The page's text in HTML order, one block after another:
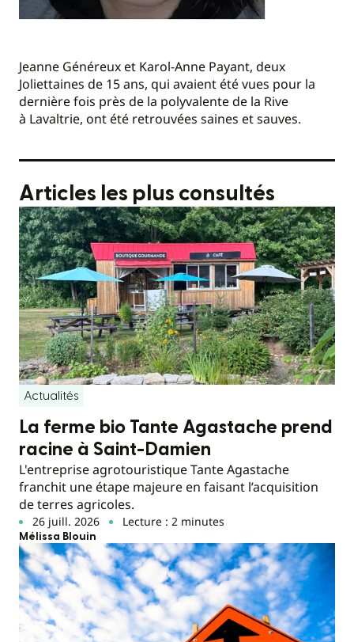
Jeanne Généreux et Karol-Anne Payant, deux
Joliettaines de 15 ans, qui avaient été vues pour la
dernière fois près de la polyvalente de la Rive
à Lavaltrie, ont été retrouvées saines et sauves.
Articles les plus consultés
Actualités
La ferme bio Tante Agastache prend
racine à Saint-Damien
L'entreprise agrotouristique Tante Agastache
franchit une étape majeure en faisant l’acquisition
de terres agricoles.
26 juill. 2026 Lecture : 2 minutes
Mélissa Blouin